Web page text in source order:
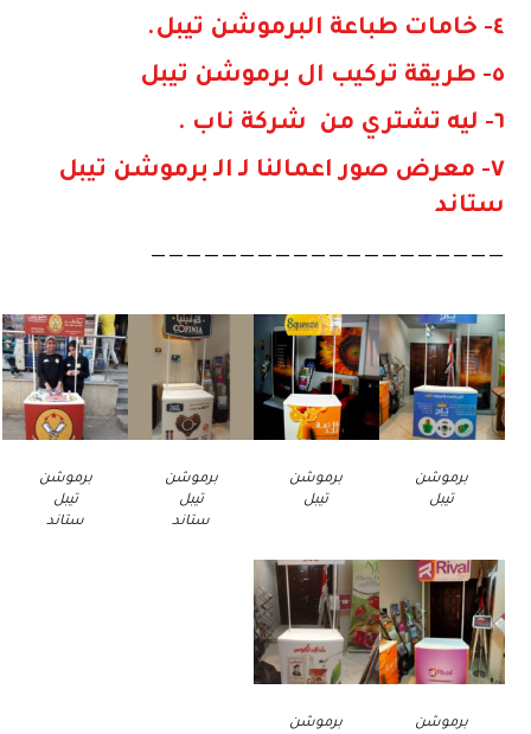
٤- خامات طباعة البرموشن تيبل.
٥- طريقة تركيب ال برموشن تيبل
٦- ليه تشتري من شركة ناب .
٧- معرض صور اعمالنا لـ الـ برموشن تيبل
ستاند
————————————————————
برموشن
تيبل
ستاند
برموشن
تيبل
ستاند
برموشن
تيبل
برموشن
تيبل
برموشن
برموشن